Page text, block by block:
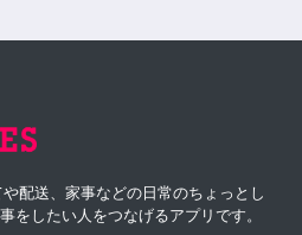
配送、家事などの日常のちょっとし
をしたい人をつなげるアプリです。